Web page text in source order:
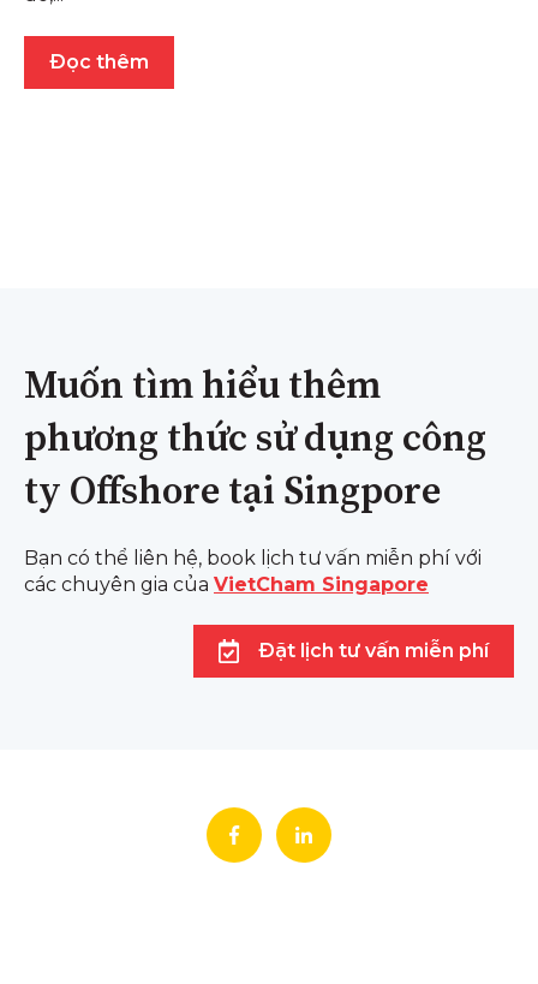
Đọc thêm
Muốn tìm hiểu thêm
phương thức sử dụng công
ty Offshore tại Singpore
Bạn có thể liên hệ, book lịch tư vấn miễn phí với
các chuyên gia của VietCham Singapore
Đặt lịch tư vấn miễn phí